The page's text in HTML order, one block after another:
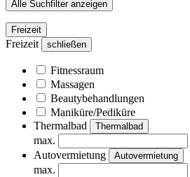
Alle Suchfilter anzeigen
Freizeit
Freizeit schließen
Fitnessraum
Massagen
Beautybehandlungen
Maniküre/Pediküre
Thermalbad
Thermalbad
max.
Autovermietung
Autovermietung
max.